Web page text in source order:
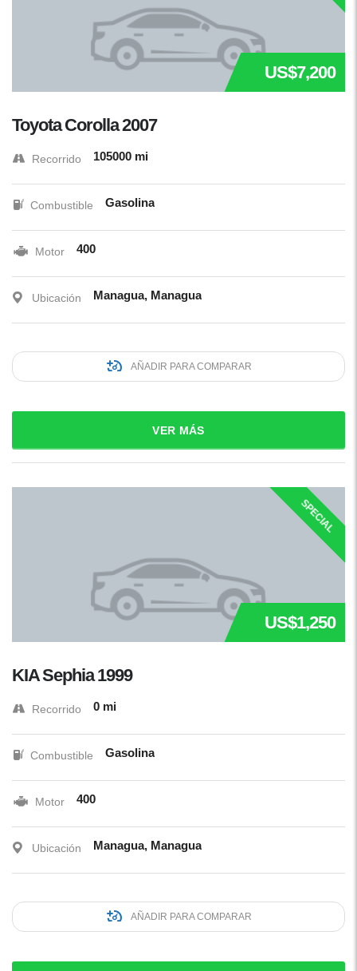
US$7,200
Toyota Corolla 2007
Recorrido 105000 mi
Combustible Gasolina
Motor 400
Ubicación Managua, Managua
AÑADIR PARA COMPARAR
VER MÁS
SPECIAL
US$1,250
KIA Sephia 1999
Recorrido 0 mi
Combustible Gasolina
Motor 400
Ubicación Managua, Managua
AÑADIR PARA COMPARAR